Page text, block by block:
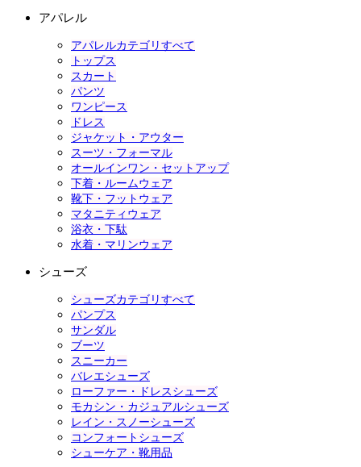
アパレル
アパレルカテゴリすべて
トップス
スカート
パンツ
ワンピース
ドレス
ジャケット・アウター
スーツ・フォーマル
オールインワン・セットアップ
下着・ルームウェア
靴下・フットウェア
マタニティウェア
浴衣・下駄
水着・マリンウェア
シューズ
シューズカテゴリすべて
パンプス
サンダル
ブーツ
スニーカー
バレエシューズ
ローファー・ドレスシューズ
モカシン・カジュアルシューズ
レイン・スノーシューズ
コンフォートシューズ
シューケア・靴用品